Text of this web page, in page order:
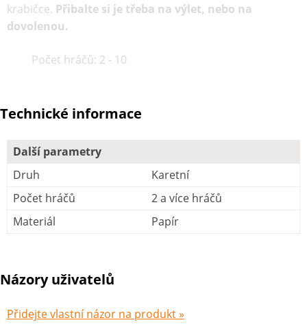
krabičce. Přibalte si je třeba na výlet, nebo na
dovolenou.
Počet hráčů: 2 - 10
Technické informace
Další parametry
Druh
Karetní
Počet hráčů
2 a více hráčů
Materiál
Papír
Názory uživatelů
Přidejte vlastní názor na produkt »